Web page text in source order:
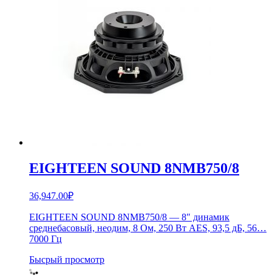
EIGHTEEN SOUND 8NMB750/8
36,947.00₽
EIGHTEEN SOUND 8NMB750/8 — 8″ динамик
среднебасовый, неодим, 8 Ом, 250 Вт AES, 93,5 дБ, 56…
7000 Гц
Бысрый просмотр